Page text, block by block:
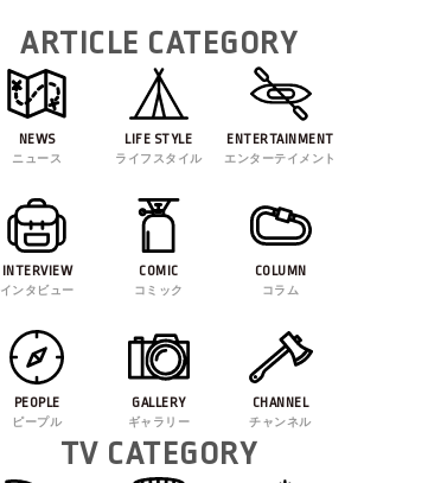
ARTICLE CATEGORY
NEWS
ニュース
LIFE STYLE
ライフスタイル
ENTERTAINMENT
エンターテイメント
INTERVIEW
インタビュー
COMIC
コミック
COLUMN
コラム
PEOPLE
ピープル
GALLERY
ギャラリー
CHANNEL
チャンネル
TV CATEGORY